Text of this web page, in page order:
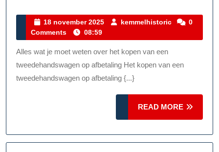
Een
Op
Afbetaling
Kiezen
18 november 2025
18
2025
kemmelhistoric
0
Comments
08:59
Alles wat je moet weten over het kopen van een
tweedehandswagen op afbetaling Het kopen van een
tweedehandswagen op afbetaling {...}
READ MORE
MORE